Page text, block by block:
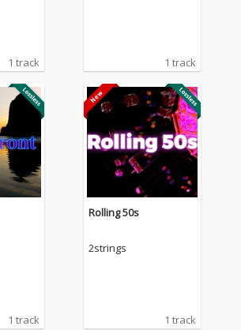
1 track 1 track
1 track
Rolling 50s
2strings
1 track